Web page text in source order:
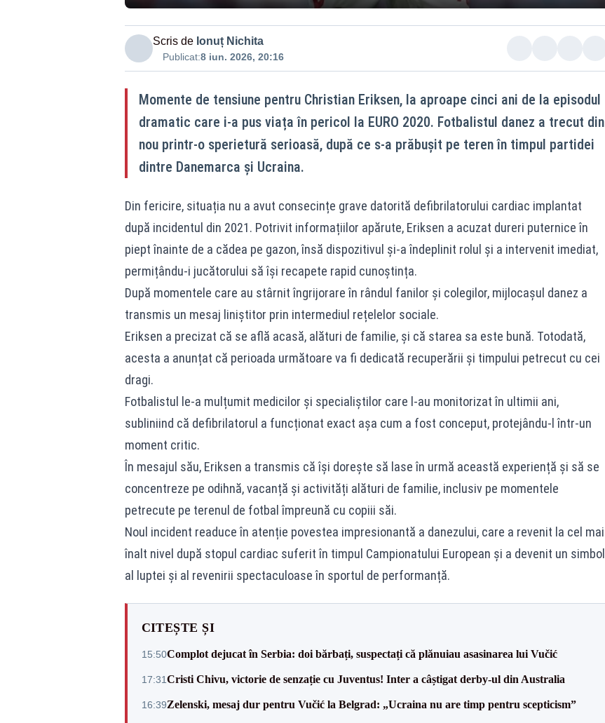
Scris de Ionuț Nichita
Publicat:8 iun. 2026, 20:16
Momente de tensiune pentru Christian Eriksen, la aproape cinci ani de la episodul
dramatic care i-a pus viața în pericol la EURO 2020. Fotbalistul danez a trecut din
nou printr-o sperietură serioasă, după ce s-a prăbușit pe teren în timpul partidei
dintre Danemarca și Ucraina.
Din fericire, situația nu a avut consecințe grave datorită defibrilatorului cardiac implantat
după incidentul din 2021. Potrivit informațiilor apărute, Eriksen a acuzat dureri puternice în
piept înainte de a cădea pe gazon, însă dispozitivul și-a îndeplinit rolul și a intervenit imediat,
permițându-i jucătorului să își recapete rapid cunoștința.
După momentele care au stârnit îngrijorare în rândul fanilor și colegilor, mijlocașul danez a
transmis un mesaj liniștitor prin intermediul rețelelor sociale.
Eriksen a precizat că se află acasă, alături de familie, și că starea sa este bună. Totodată,
acesta a anunțat că perioada următoare va fi dedicată recuperării și timpului petrecut cu cei
dragi.
Fotbalistul le-a mulțumit medicilor și specialiștilor care l-au monitorizat în ultimii ani,
subliniind că defibrilatorul a funcționat exact așa cum a fost conceput, protejându-l într-un
moment critic.
În mesajul său, Eriksen a transmis că își dorește să lase în urmă această experiență și să se
concentreze pe odihnă, vacanță și activități alături de familie, inclusiv pe momentele
petrecute pe terenul de fotbal împreună cu copiii săi.
Noul incident readuce în atenție povestea impresionantă a danezului, care a revenit la cel mai
înalt nivel după stopul cardiac suferit în timpul Campionatului European și a devenit un simbol
al luptei și al revenirii spectaculoase în sportul de performanță.
CITEȘTE ȘI
15:50Complot dejucat în Serbia: doi bărbați, suspectați că plănuiau asasinarea lui Vučić
17:31Cristi Chivu, victorie de senzație cu Juventus! Inter a câștigat derby-ul din Australia
16:39Zelenski, mesaj dur pentru Vučić la Belgrad: „Ucraina nu are timp pentru scepticism”